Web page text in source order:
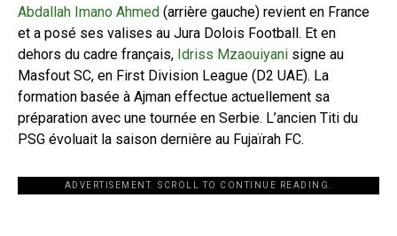
Abdallah Imano Ahmed (arrière gauche) revient en France
et a posé ses valises au Jura Dolois Football. Et en
dehors du cadre français, Idriss Mzaouiyani signe au
Masfout SC, en First Division League (D2 UAE). La
formation basée à Ajman effectue actuellement sa
préparation avec une tournée en Serbie. L’ancien Titi du
PSG évoluait la saison dernière au Fujaïrah FC.
ADVERTISEMENT. SCROLL TO CONTINUE READING.